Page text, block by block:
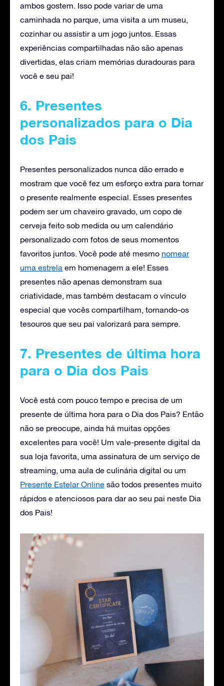
ambos gostem. Isso pode variar de uma
caminhada no parque, uma visita a um museu,
cozinhar ou assistir a um jogo juntos. Essas
experiências compartilhadas não são apenas
divertidas, elas criam memórias duradouras para
você e seu pai!
6. Presentes
personalizados para o Dia
dos Pais
Presentes personalizados nunca dão errado e
mostram que você fez um esforço extra para tornar
o presente realmente especial. Esses presentes
podem ser um chaveiro gravado, um copo de
cerveja feito sob medida ou um calendário
personalizado com fotos de seus momentos
favoritos juntos. Você pode até mesmo nomear
uma estrela em homenagem a ele! Esses
presentes não apenas demonstram sua
criatividade, mas também destacam o vínculo
especial que vocês compartilham, tornando-os
tesouros que seu pai valorizará para sempre.
7. Presentes de última hora
para o Dia dos Pais
Você está com pouco tempo e precisa de um
presente de última hora para o Dia dos Pais? Então
não se preocupe, ainda há muitas opções
excelentes para você! Um vale-presente digital da
sua loja favorita, uma assinatura de um serviço de
streaming, uma aula de culinária digital ou um
Presente Estelar Online são todos presentes muito
rápidos e atenciosos para dar ao seu pai neste Dia
dos Pais!